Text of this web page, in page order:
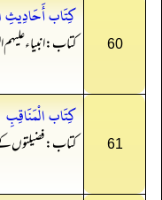
60
كِتَاب أَحَادِيثِ
کتاب: انبیاء
61
كِتَاب الْمَنَاقِبِ
کتاب: فضیلتوں